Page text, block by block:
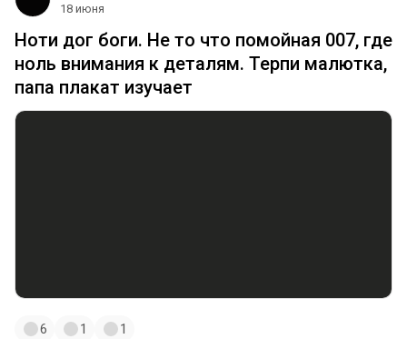
18 июня
Ноти дог боги. Не то что помойная 007, где
ноль внимания к деталям. Терпи малютка,
папа плакат изучает
6 1 1